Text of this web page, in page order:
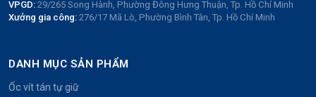
VPGD: 29/265 Song Hành, Phường Đông Hưng Thuận, Tp. Hồ Chí Minh
Xưởng gia công: 276/17 Mã Lò, Phường Bình Tân, Tp. Hồ Chí Minh
DANH MỤC SẢN PHẨM
Ốc vít tán tự giữ